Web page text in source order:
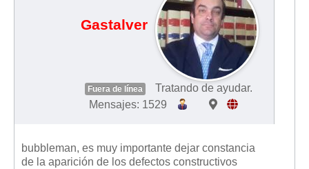
Gastalver
Fuera de línea
Tratando de ayudar.
Mensajes: 1529
bubbleman, es muy importante dejar constancia
de la aparición de los defectos constructivos